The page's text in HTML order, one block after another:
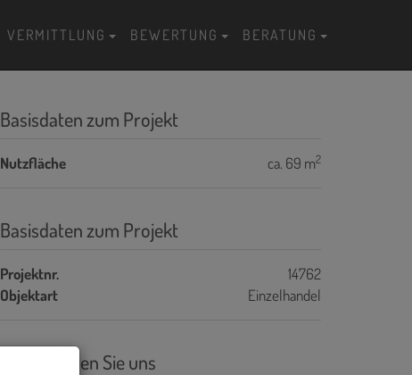
VERMITTLUNG BEWERTUNG BERATUNG
Basisdaten zum Projekt
Nutzfläche ca. 69 m2
Basisdaten zum Projekt
Projektnr.
14762
Objektart
Einzelhandel
Kontaktieren Sie uns